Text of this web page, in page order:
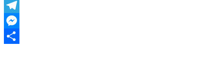
WhatsApp
Telegram
Messenger